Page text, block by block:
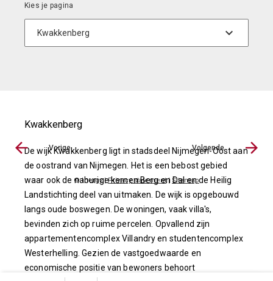
Kwakkenberg
De wijk Kwakkenberg ligt in stadsdeel Nijmegen-Oost aan
de oostrand van Nijmegen. Het is een bebost gebied
waar ook de naburige kernen Berg en Dal en de Heilig
Landstichting deel van uitmaken. De wijk is opgebouwd
langs oude boswegen. De woningen, vaak villa's,
bevinden zich op ruime percelen. Opvallend zijn
appartementencomplex Villandry en studentencomplex
Westerhelling. Gezien de vastgoedwaarde en
economische positie van bewoners behoort
Vorige Volgende
© Inergy|Privacy statement| Sitemap